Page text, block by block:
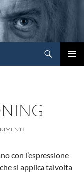
con l’espressione
si applica talvolta